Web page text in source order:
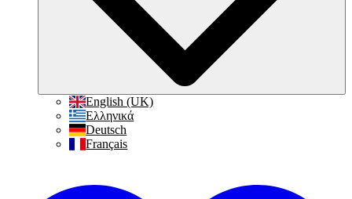
English (UK)
Ελληνικά
Deutsch
Français